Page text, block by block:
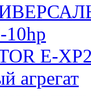
10hp
E-
агрегат